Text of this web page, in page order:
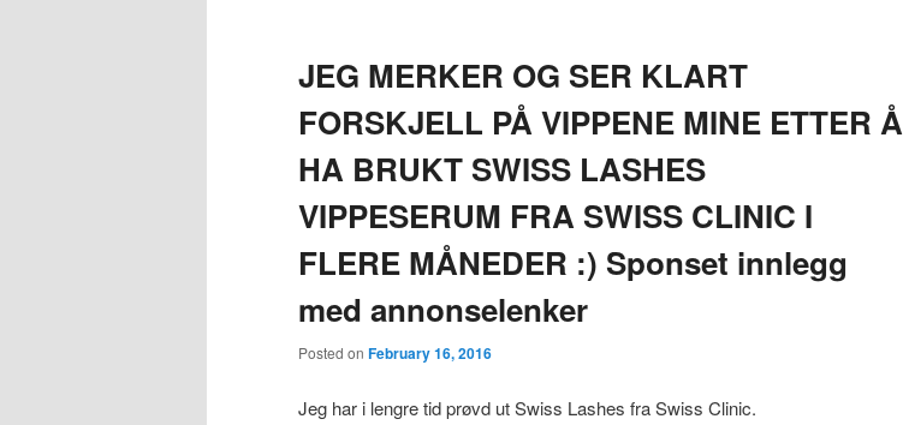
JEG MERKER OG SER KLART
FORSKJELL PÅ VIPPENE MINE ETTER Å
HA BRUKT SWISS LASHES
VIPPESERUM FRA SWISS CLINIC I
FLERE MÅNEDER :) Sponset innlegg
med annonselenker
Posted on February 16, 2016
Jeg har i lengre tid prøvd ut Swiss Lashes fra Swiss Clinic.